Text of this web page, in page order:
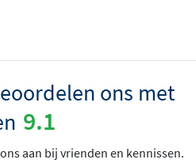
ons met
9.1
aan bij vrienden en kennissen.